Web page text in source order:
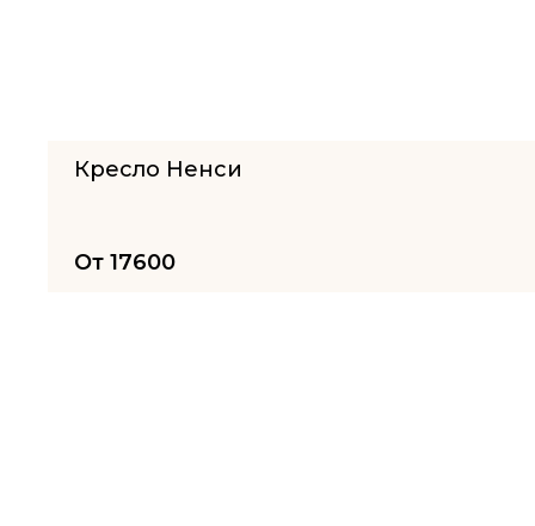
Кресло Ненси
От 17600